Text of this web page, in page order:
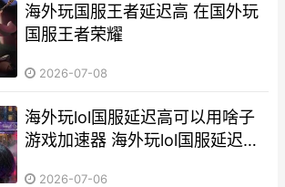
海外玩国服王者延迟高 在国外玩
国服王者荣耀
2026-07-08
海外玩lol国服延迟高可以用啥子
游戏加速器 海外玩lol国服延迟多
2026-07-06